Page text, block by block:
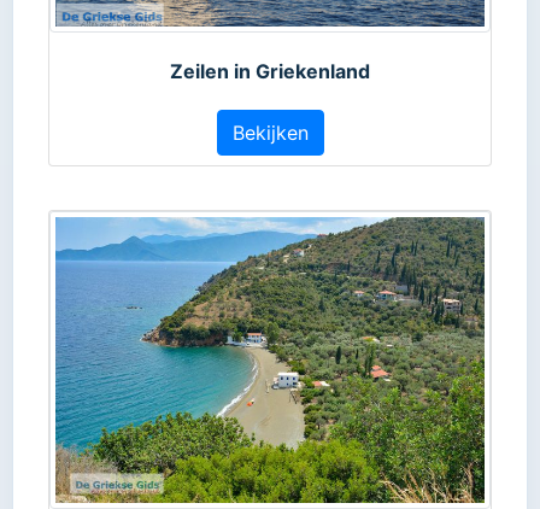
Zeilen in Griekenland
Bekijken